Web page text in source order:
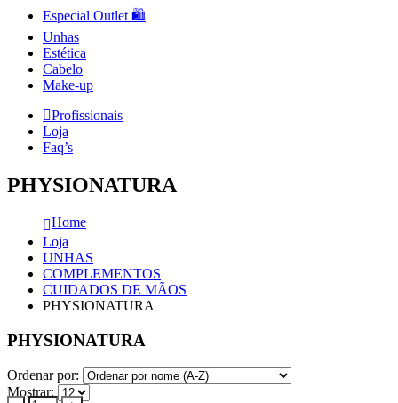
Especial Outlet 🛍️
Unhas
Estética
Cabelo
Make-up
Profissionais
Loja
Faq’s
PHYSIONATURA
Home
Loja
UNHAS
COMPLEMENTOS
CUIDADOS DE MÃOS
PHYSIONATURA
PHYSIONATURA
Ordenar por:
Mostrar: